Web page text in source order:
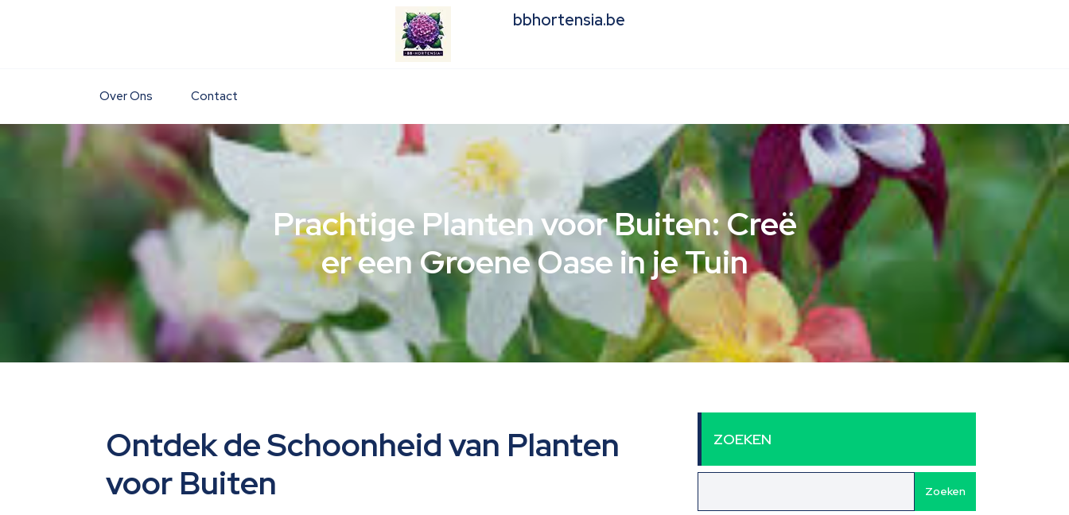
bbhortensia.be
Over Ons Contact
Prachtige Planten voor Buiten: Creë
er een Groene Oase in je Tuin
Ontdek de Schoonheid van Planten
voor Buiten
ZOEKEN
Zoeken